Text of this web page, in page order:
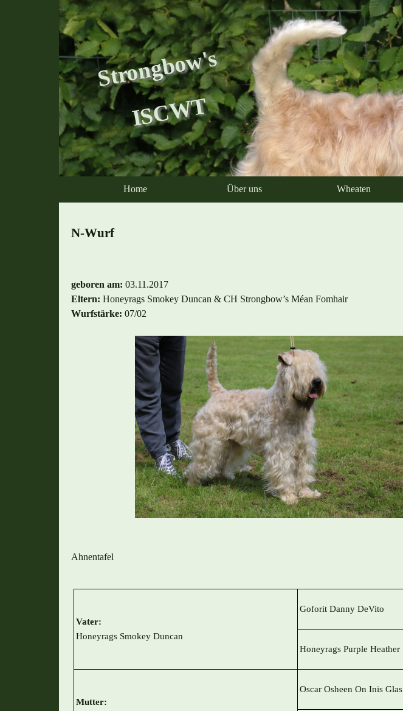
Home Über uns Wheaten
ISCWT
Strongbow's
N-Wurf
geboren am: 03.11.2017
Eltern:Honeyrags Smokey Duncan & CH Strongbow’s Méan Fomhair
Wurfstärke: 07/02
Ahnentafel
Vater:
Honeyrags Smokey Duncan
Goforit Danny DeVito
Honeyrags Purple Heather
Mutter:
Oscar Osheen On Inis Glas